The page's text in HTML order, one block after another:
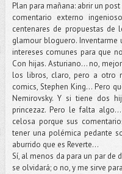
Plan para mañana: abrir un
comentario externo
centenares de propuestas
glamour bloguero.
intereses comunes para que
Con hijas. Asturiano... no,
los libros, claro, pero a otro
comics, Stephen King... Pero
Nemirovsky. Y si tiene dos
princezaz. Pero le falta
celosa porque sus
tener una polémica pedante
aburrido que es Reverte...
Sí, al menos da para un par de
se olvidará; o no, y me sirve